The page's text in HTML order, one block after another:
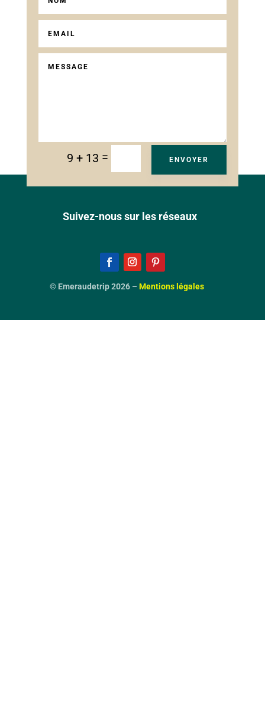
9 + 13 = ENVOYER
Suivez-nous sur les réseaux
© Emeraudetrip 2026 –Mentions légales